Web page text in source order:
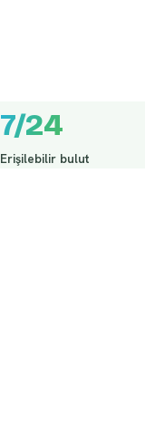
7/24
Erişilebilir bulut